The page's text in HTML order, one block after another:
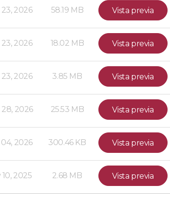
2026 58.19 MB Vista previa
2026 18.02 MB Vista previa
2026 3.85 MB Vista previa
28, 2026 25.53 MB Vista previa
04, 2026 300.46 KB Vista previa
10, 2025 2.68 MB Vista previa